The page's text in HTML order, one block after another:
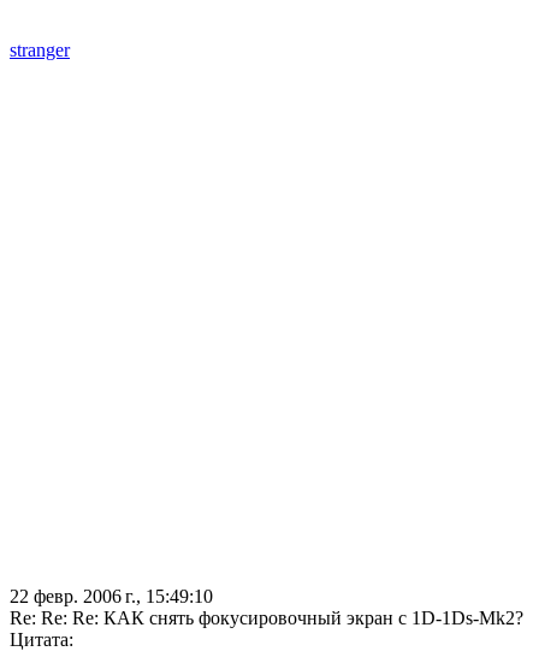
stranger
22 февр. 2006 г., 15:49:10
Re: Re: Re: КАК снять фокусировочный экран с 1D-1Ds-Mk2?
Цитата: